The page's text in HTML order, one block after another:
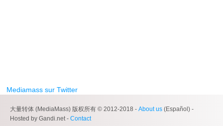
Mediamass sur Twitter
大量转体 (MediaMass) 版权所有 © 2012-2018 - About us (Español) -
Hosted by Gandi.net - Contact